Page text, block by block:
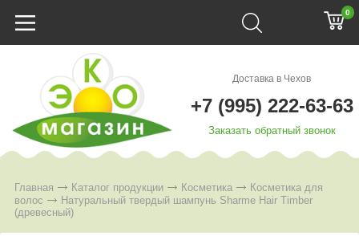
0
Доставка в Чехов
+7 (995) 222-63-63
Заказать обратный звонок
Главная Каталог продукции Косметика
Косметика для
волос
Натуральный твердый шампунь Sharme Hair Timber
(древесный)